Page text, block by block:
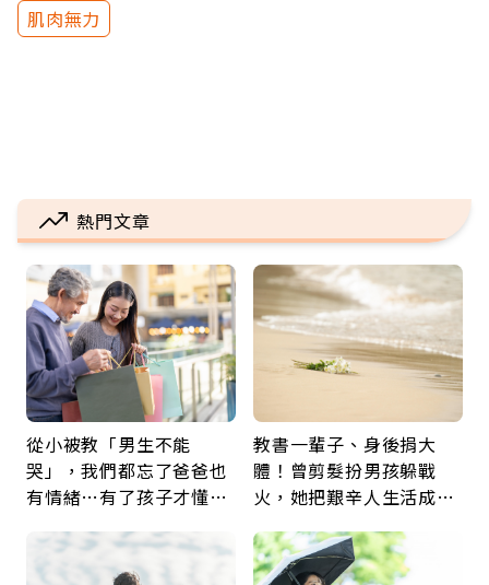
肌肉無力
熱門文章
從小被教「男生不能
哭」，我們都忘了爸爸也
有情緒…有了孩子才懂：
久違的關心
教書一輩子、身後捐大
體！曾剪髮扮男孩躲戰
火，她把艱辛人生活成風
福